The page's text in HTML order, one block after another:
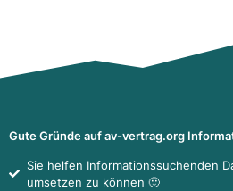
Gute Gründe auf av-vertrag.org
Sie helfen Informationssuchenden
umsetzen zu können 🙂